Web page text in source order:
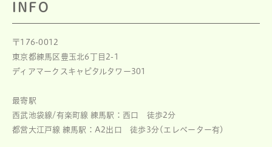
INFO
〒176-0012
東京都練馬区豊玉北6丁目2-1
ディアマークスキャピタルタワー301
最寄駅
西武池袋線/有楽町線 練馬駅：西口 徒歩2分
都営大江戸線 練馬駅：A2出口 徒歩3分(エレベーター有)